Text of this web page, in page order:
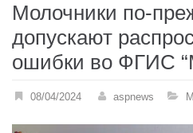
Молочники по-
допускают
ошибки во ФГИС
08/04/2024 aspnews